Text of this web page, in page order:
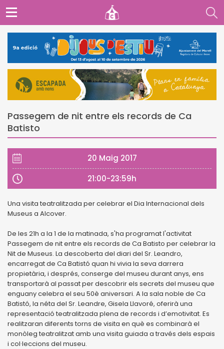
Passegem de nit entre els records de Ca
Batisto
20 Maig 2017
21:00-23:59h
Una visita teatralitzada per celebrar el Dia Internacional dels
Museus a Alcover.
De les 21h a la 1 de la matinada, s'ha programat l'activitat
Passegem de nit entre els records de Ca Batisto per celebrar la
Nit de Museus. La descoberta del diari del Sr. Leandro,
encarregat de Ca Batistó quan hi vivia la seva darrera
propietària, i després, conserge del museu durant anys, ens
transportarà al passat per descobrir els secrets del museu que
enguany celebra el seu 50è aniversari. A la sala noble de Ca
Batistó, la néta del Sr. Leandre, Gisela Llavoré, oferirà una
representació teatralitzada plena de records i d’emotivitat. Es
realitzaran diferents torns de visita en què es combinarà el
monòleg teatralitzat amb una visita guiada a través dels espais
i col·leccions del museu.